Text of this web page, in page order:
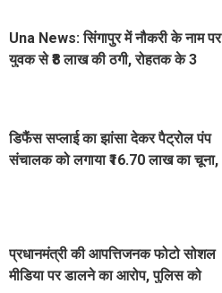
Una News: सिंगापुर में नौकरी के नाम पर
युवक से ₹8 लाख की ठगी, रोहतक के 3
डिफैंस सप्लाई का झांसा देकर पैट्रोल पंप
संचालक को लगाया ₹16.70 लाख का चूना,
प्रधानमंत्री की आपत्तिजनक फोटो सोशल
मीडिया पर डालने का आरोप, पुलिस को